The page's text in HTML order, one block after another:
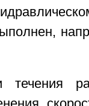
течения